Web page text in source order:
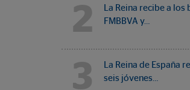
2
La Reina recibe a los
FMBBVA y…
3
La Reina de España
seis jóvenes…